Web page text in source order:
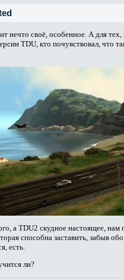
нечто своё, особенное. А для тех,
TDU, кто почувствовал, что
а TDU2 скудное настоящее, нам
способна заставить, забыв
есть.
ли?